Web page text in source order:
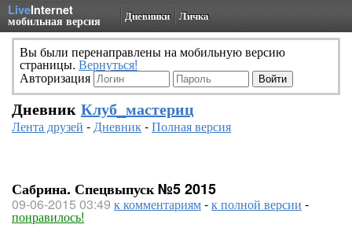
LiveInternet
мобильная версия Дневники Личка
Вы были перенаправлены на мобильную версию
страницы. Вернуться!
Авторизация
Дневник Клуб_мастериц
Лента друзей -Дневник-Полная версия
Сабрина. Спецвыпуск №5 2015
09-06-2015 03:49 к комментариям-к полной версии -
понравилось!